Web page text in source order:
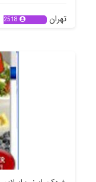
تهران 2518